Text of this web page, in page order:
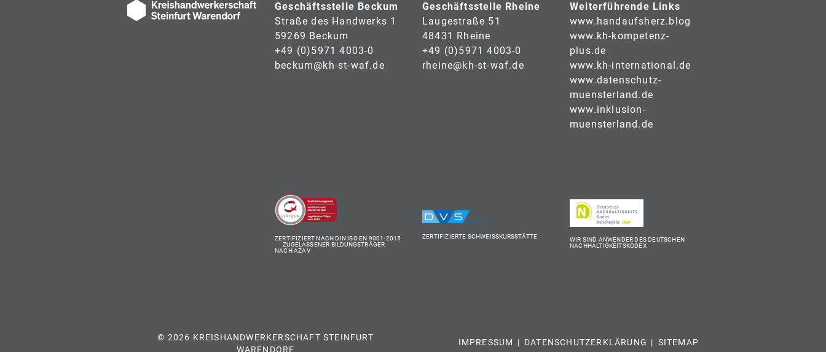
Geschäftsstelle Beckum
Straße des Handwerks 1
59269 Beckum
+49 (0)5971 4003-0
beckum@kh-st-waf.de
Geschäftsstelle Rheine
Laugestraße 51
48431 Rheine
+49 (0)5971 4003-0
rheine@kh-st-waf.de
Weiterführende Links
www.handaufsherz.blog
www.kh-kompetenz-
plus.de
www.kh-international.de
www.datenschutz-
muensterland.de
www.inklusion-
muensterland.de
ZERTIFIZIERT NACH DIN ISO EN 9001-2015
ZUGELASSENER BILDUNGSTRÄGER
NACH AZAV
ZERTIFIZIERTE SCHWEISSKURSSTÄTTE WIR SIND ANWENDER DES DEUTSCHEN
NACHHALTIGKEITSKODEX
© 2026 KREISHANDWERKERSCHAFT STEINFURT
WARENDORF
IMPRESSUM DATENSCHUTZERKLÄRUNG SITEMAP